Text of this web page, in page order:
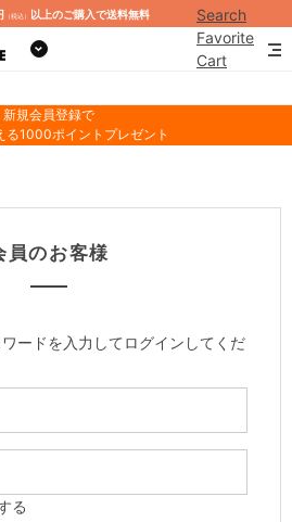
（税込） 以上のご購入で送料無料
Search
Favorite
Cart
新規会員登録で
る1000ポイントプレゼント
員のお客様
ードを入力してログインしてくだ
る